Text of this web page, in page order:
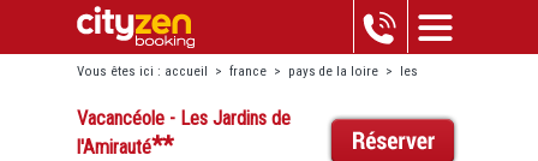
Vous êtes ici : accueil > france > pays de la loire > les
sables-d'olonne > vacancéole - les jardins de l'amirauté
Vacancéole - Les Jardins de
l'Amirauté**